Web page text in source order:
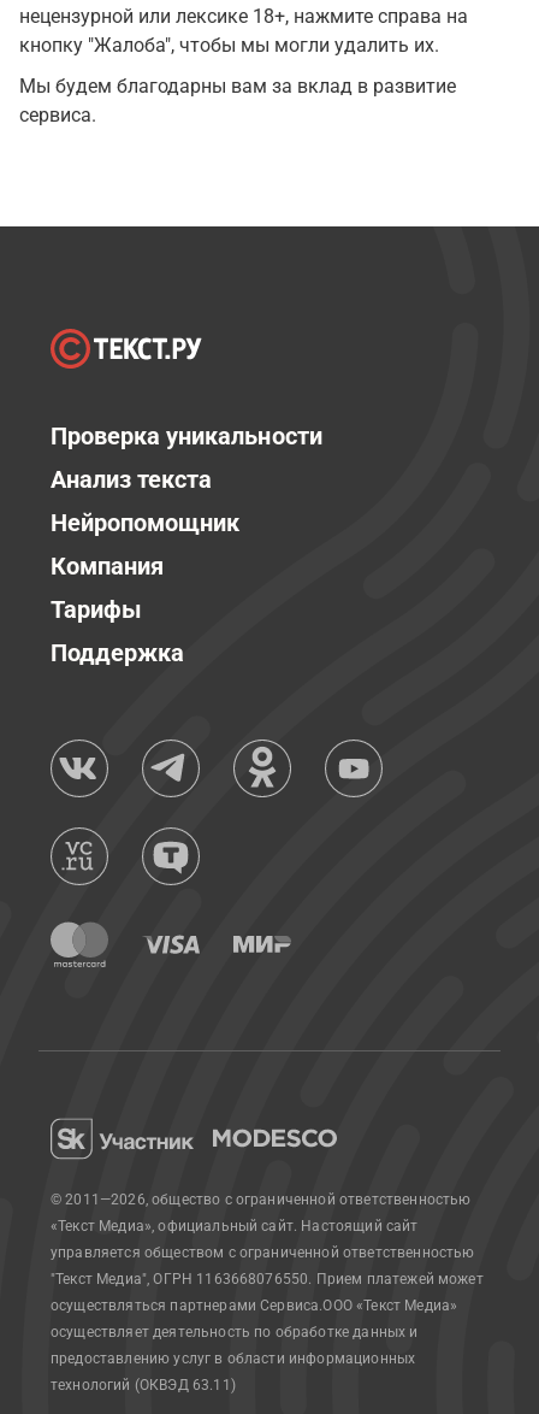
нецензурной или лексике 18+, нажмите справа на
кнопку "Жалоба", чтобы мы могли удалить их.
Мы будем благодарны вам за вклад в развитие
сервиса.
Проверка уникальности
Анализ текста
Нейропомощник
Компания
Тарифы
Поддержка
© 2011—2026, общество с ограниченной ответственностью
«Текст Медиа», официальный сайт. Настоящий сайт
управляется обществом с ограниченной ответственностью
"Текст Медиа", ОГРН 1163668076550. Прием платежей может
осуществляться партнерами Сервиса.ООО «Текст Медиа»
осуществляет деятельность по обработке данных и
предоставлению услуг в области информационных
технологий (ОКВЭД 63.11)